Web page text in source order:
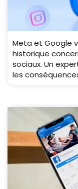
Meta et Google
historique
sociaux. Un
les